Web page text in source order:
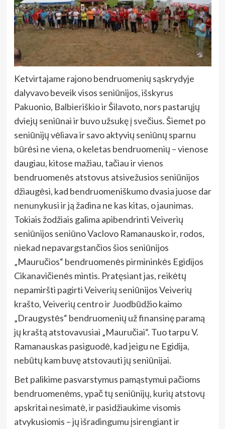
Ketvirtajame rajono bendruomenių sąskrydyje
dalyvavo beveik visos seniūnijos, išskyrus
Pakuonio, Balbieriškio ir Šilavoto, nors pastarųjų
dviejų seniūnai ir buvo užsukę į svečius. Šiemet po
seniūnijų vėliava ir savo aktyvių seniūnų sparnu
būrėsi ne viena, o keletas bendruomenių – vienose
daugiau, kitose mažiau, tačiau ir vienos
bendruomenės atstovus atsivežusios seniūnijos
džiaugėsi, kad bendruomeniškumo dvasia juose dar
nenunykusi ir ją žadina ne kas kitas, o jaunimas.
Tokiais žodžiais galima apibendrinti Veiverių
seniūnijos seniūno Vaclovo Ramanausko ir, rodos,
niekad nepavargstančios šios seniūnijos
„Mauručios“ bendruomenės pirmininkės Egidijos
Cikanavičienės mintis. Pratęsiant jas, reikėtų
nepamiršti pagirti Veiverių seniūnijos Veiverių
krašto, Veiverių centro ir Juodbūdžio kaimo
„Draugystės“ bendruomenių už finansinę paramą
jų kraštą atstovavusiai „Mauručiai“. Tuo tarpu V.
Ramanauskas pasiguodė, kad jeigu ne Egidija,
nebūtų kam buvę atstovauti jų seniūnijai.
Bet palikime pasvarstymus pamąstymui pačioms
bendruomenėms, ypač tų seniūnijų, kurių atstovų
apskritai nesimatė, ir pasidžiaukime visomis
atvykusiomis – jų išradingumu įsirengiant ir